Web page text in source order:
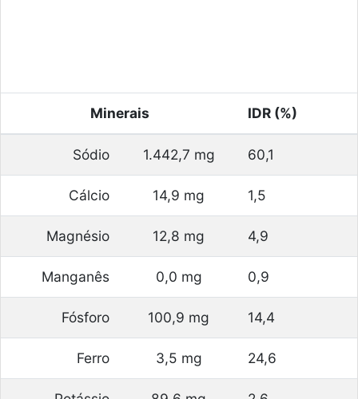
Minerais IDR (%)
Sódio 1.442,7 mg 60,1
Cálcio 14,9 mg 1,5
Magnésio 12,8 mg 4,9
Manganês 0,0 mg 0,9
Fósforo 100,9 mg 14,4
Ferro 3,5 mg 24,6